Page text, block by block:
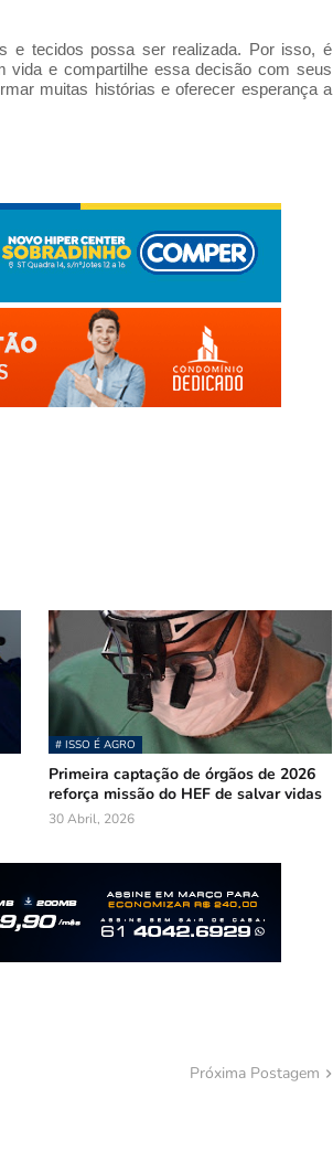
e tecidos possa ser realizada. Por isso, é
vida e compartilhe essa decisão com seus
muitas histórias e oferecer esperança a
# ISSO É AGRO
Primeira captação de órgãos de 2026
reforça missão do HEF de salvar vidas
30 Abril, 2026
Próxima Postagem